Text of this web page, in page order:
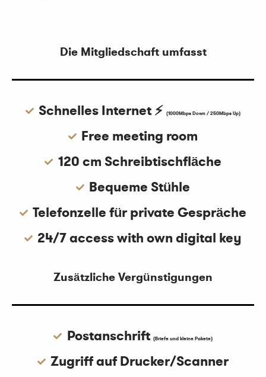
Die Mitgliedschaft umfasst
Schnelles Internet ⚡️(1000Mbps Down / 250Mbps Up)
Free meeting room
120 cm Schreibtischfläche
Bequeme Stühle
Telefonzelle für private Gespräche
24/7 access with own digital key
Zusätzliche Vergünstigungen
Postanschrift (Briefe und kleine Pakete)
Zugriff auf Drucker/Scanner